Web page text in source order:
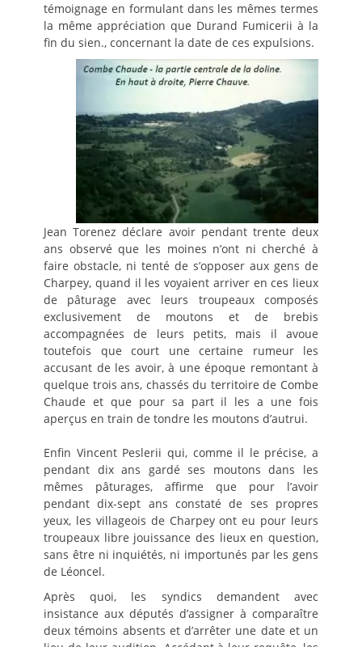
témoignage en formulant dans les mêmes termes
la même appréciation que Durand Fumicerii à la
fin du sien., concernant la date de ces expulsions.
Jean Torenez déclare avoir pendant trente deux
ans observé que les moines n’ont ni cherché à
faire obstacle, ni tenté de s’opposer aux gens de
Charpey, quand il les voyaient arriver en ces lieux
de pâturage avec leurs troupeaux composés
exclusivement de moutons et de brebis
accompagnées de leurs petits, mais il avoue
toutefois que court une certaine rumeur les
accusant de les avoir, à une époque remontant à
quelque trois ans, chassés du territoire de Combe
Chaude et que pour sa part il les a une fois
aperçus en train de tondre les moutons d’autrui.
Enfin Vincent Peslerii qui, comme il le précise, a
pendant dix ans gardé ses moutons dans les
mêmes pâturages, affirme que pour l’avoir
pendant dix-sept ans constaté de ses propres
yeux, les villageois de Charpey ont eu pour leurs
troupeaux libre jouissance des lieux en question,
sans être ni inquiétés, ni importunés par les gens
de Léoncel.
Après quoi, les syndics demandent avec
insistance aux députés d’assigner à comparaître
deux témoins absents et d’arrêter une date et un